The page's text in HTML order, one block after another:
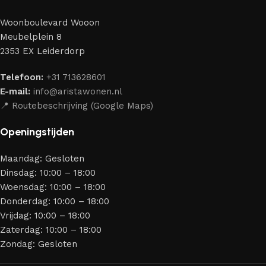
Ons assortiment bestaat uit producten van betrouwbare
merken die al jarenlang hun vakmanschap en eerlijkheid
bewijzen. Al onze leveranciers garanderen meubels van
aantrekkelijk design en optimale veiligheid — zodat je
jarenlang kunt genieten van jouw interieur.
Woonboulevard Wooon
Meubelplein 8
2353 EX Leiderdorp
Telefoon: +31 713628601
E-mail: info@aristawonen.nl
📍 Routebeschrijving (Google Maps)
Openingstijden
Maandag: Gesloten
Dinsdag: 10:00 – 18:00
Woensdag: 10:00 – 18:00
Donderdag: 10:00 – 18:00
Vrijdag: 10:00 – 18:00
Zaterdag: 10:00 – 18:00
Zondag: Gesloten